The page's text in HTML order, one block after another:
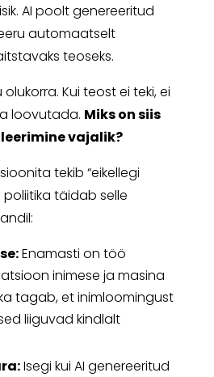
AI poolt genereeritud
automaatselt
teoseks.
Kui teost ei teki, ei
loovutada. Miks on siis
vajalik?
tekib “eikellegi
poliitika täidab selle
Enamasti on töö
inimese ja masina
tagab, et inimloomingust
liiguvad kindlalt
Isegi kui AI genereeritud